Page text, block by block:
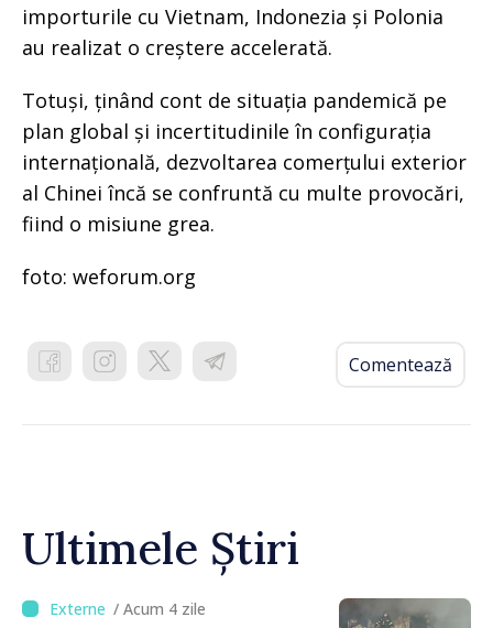
importurile cu Vietnam, Indonezia și Polonia
au realizat o creștere accelerată.
Totuși, ținând cont de situația pandemică pe
plan global și incertitudinile în configurația
internațională, dezvoltarea comerțului exterior
al Chinei încă se confruntă cu multe provocări,
fiind o misiune grea.
foto: weforum.org
Comentează
Ultimele Știri
/ Acum 4 zile